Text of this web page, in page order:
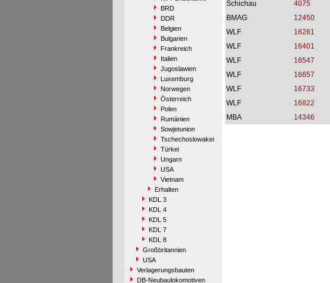
BRD
DDR
Belgien
Bulgarien
Frankreich
Italien
Jugoslawien
Luxemburg
Norwegen
Österreich
Polen
Rumänien
Sowjetunion
Tschechoslowakei
Türkei
Ungarn
USA
Vietnam
Erhalten
KDL 3
KDL 4
KDL 5
KDL 7
KDL 8
Großbritannien
USA
Verlagerungsbauten
DB-Neubaulokomotiven
Schichau
4075
BMAG
12450
WLF
16261
WLF
16401
WLF
16547
WLF
16657
WLF
16733
WLF
16822
MBA
14346